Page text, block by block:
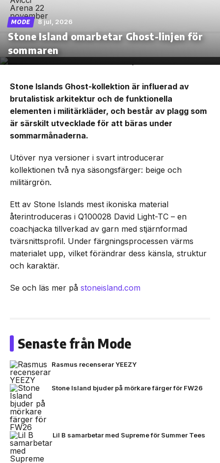
MODE 8 jul, 2026
Stone Island omarbetar Ghost-linjen för
sommaren
Stone Islands Ghost-kollektion är influerad av
brutalistisk arkitektur och de funktionella
elementen i militärkläder, och består av plagg som
är särskilt utvecklade för att bäras under
sommarmånaderna.
Utöver nya versioner i svart introducerar
kollektionen två nya säsongsfärger: beige och
militärgrön.
Ett av Stone Islands mest ikoniska material
återintroduceras i Q100028 David Light-TC – en
coachjacka tillverkad av garn med stjärnformad
tvärsnittsprofil. Under färgningsprocessen värms
materialet upp, vilket förändrar dess känsla, struktur
och karaktär.
Se och läs mer på stoneisland.com
Senaste från Mode
Rasmus recenserar YEEZY
Stone Island bjuder på mörkare färger för FW26
Lil B samarbetar med Supreme för Summer Tees